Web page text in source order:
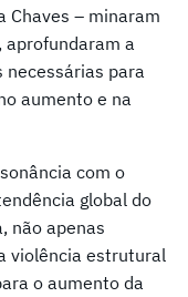
Chaves – minaram
aprofundaram a
necessárias para
aumento e na
com o
global do
não apenas
violência estrutural
o aumento da